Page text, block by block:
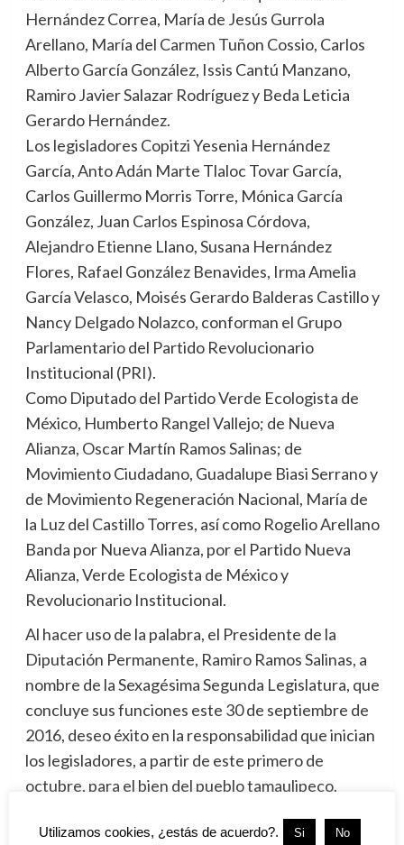
Hernández Correa, María de Jesús Gurrola
Arellano, María del Carmen Tuñon Cossio, Carlos
Alberto García González, Issis Cantú Manzano,
Ramiro Javier Salazar Rodríguez y Beda Leticia
Gerardo Hernández.
Los legisladores Copitzi Yesenia Hernández
García, Anto Adán Marte Tlaloc Tovar García,
Carlos Guillermo Morris Torre, Mónica García
González, Juan Carlos Espinosa Córdova,
Alejandro Etienne Llano, Susana Hernández
Flores, Rafael González Benavides, Irma Amelia
García Velasco, Moisés Gerardo Balderas Castillo y
Nancy Delgado Nolazco, conforman el Grupo
Parlamentario del Partido Revolucionario
Institucional (PRI).
Como Diputado del Partido Verde Ecologista de
México, Humberto Rangel Vallejo; de Nueva
Alianza, Oscar Martín Ramos Salinas; de
Movimiento Ciudadano, Guadalupe Biasi Serrano y
de Movimiento Regeneración Nacional, María de
la Luz del Castillo Torres, así como Rogelio Arellano
Banda por Nueva Alianza, por el Partido Nueva
Alianza, Verde Ecologista de México y
Revolucionario Institucional.
Al hacer uso de la palabra, el Presidente de la
Diputación Permanente, Ramiro Ramos Salinas, a
nombre de la Sexagésima Segunda Legislatura, que
concluye sus funciones este 30 de septiembre de
2016, deseo éxito en la responsabilidad que inician
los legisladores, a partir de este primero de
octubre, para el bien del pueblo tamaulipeco.
Tags:Diputados,Tamaulipas,Toma de Protesta
Utilizamos cookies, ¿estás de acuerdo?. Si No